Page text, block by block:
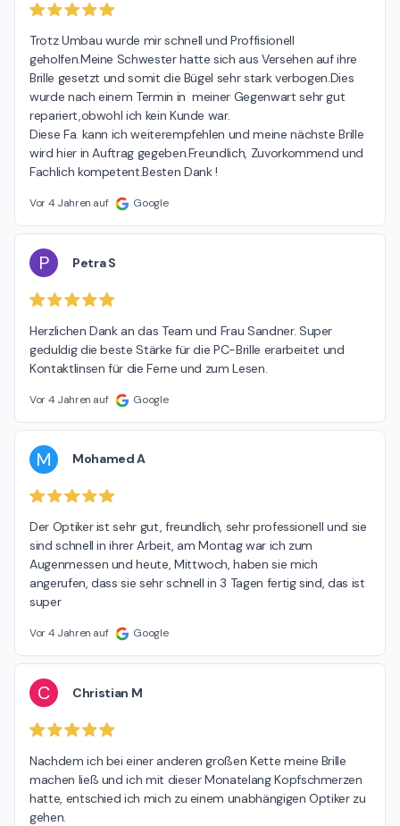
Trotz Umbau wurde mir schnell und Proffisionell
geholfen.Meine Schwester hatte sich aus Versehen auf ihre
Brille gesetzt und somit die Bügel sehr stark verbogen.Dies
wurde nach einem Termin in  meiner Gegenwart sehr gut
repariert,obwohl ich kein Kunde war.
Diese Fa. kann ich weiterempfehlen und meine nächste Brille
wird hier in Auftrag gegeben.Freundlich, Zuvorkommend und
Fachlich kompetent.Besten Dank !
Vor 4 Jahren auf Google
P Petra S
Herzlichen Dank an das Team und Frau Sandner. Super
geduldig die beste Stärke für die PC-Brille erarbeitet und
Kontaktlinsen für die Ferne und zum Lesen.
Vor 4 Jahren auf Google
M Mohamed A
Der Optiker ist sehr gut, freundlich, sehr professionell und sie
sind schnell in ihrer Arbeit, am Montag war ich zum
Augenmessen und heute, Mittwoch, haben sie mich
angerufen, dass sie sehr schnell in 3 Tagen fertig sind, das ist
super
Vor 4 Jahren auf Google
C Christian M
Nachdem ich bei einer anderen großen Kette meine Brille
machen ließ und ich mit dieser Monatelang Kopfschmerzen
hatte, entschied ich mich zu einem unabhängigen Optiker zu
gehen.